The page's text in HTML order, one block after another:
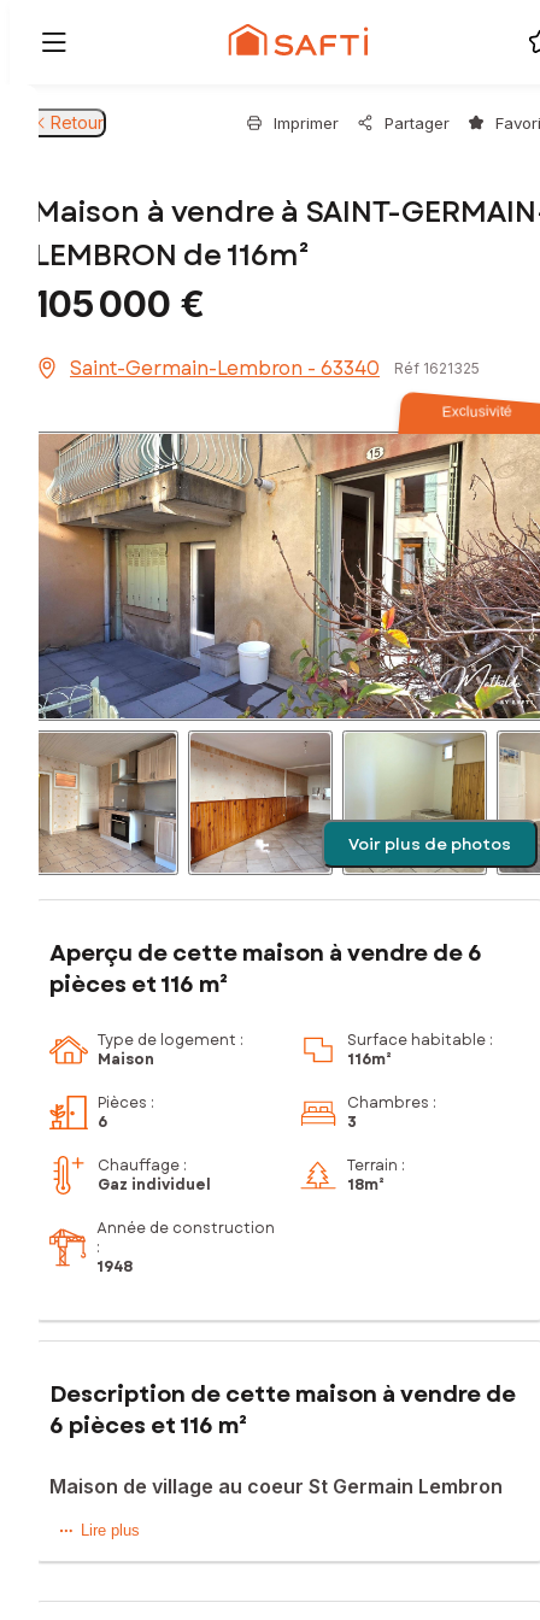
Retour Imprimer Partager
Maison à vendre à SAINT-
LEMBRON de 116m²
105 000 €
Saint-Germain-Lembron - 63340 Réf 1621325
Exclusivité
Voir plus de photos
Aperçu de cette maison à vendre de 6
pièces et 116 m²
Type de logement :
Maison
Surface habitable :
116m²
Pièces :
6
Chambres :
3
Chauffage :
Gaz individuel
Terrain :
18m²
Année de construction
:
1948
Description de cette maison à vendre de
6 pièces et 116 m²
Maison de village au coeur St Germain Lembron
Au cœur de Saint-Germain-Lembron, à deux pas du centre-
agréable. Elle dispose d’une petite terrasse extérieure
Lire plus